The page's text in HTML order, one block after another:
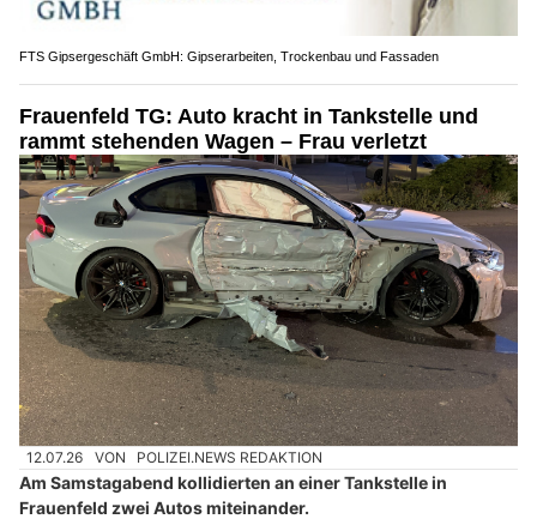
FTS Gipsergeschäft GmbH: Gipserarbeiten, Trockenbau und Fassaden
Frauenfeld TG: Auto kracht in Tankstelle und
rammt stehenden Wagen – Frau verletzt
12.07.26 VON POLIZEI.NEWS REDAKTION
Am Samstagabend kollidierten an einer Tankstelle in
Frauenfeld zwei Autos miteinander.